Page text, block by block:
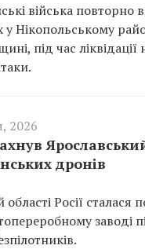
війська повторно
у Нікопольському
під час ліквідації
2026
дронів
області Росії сталася
заводі